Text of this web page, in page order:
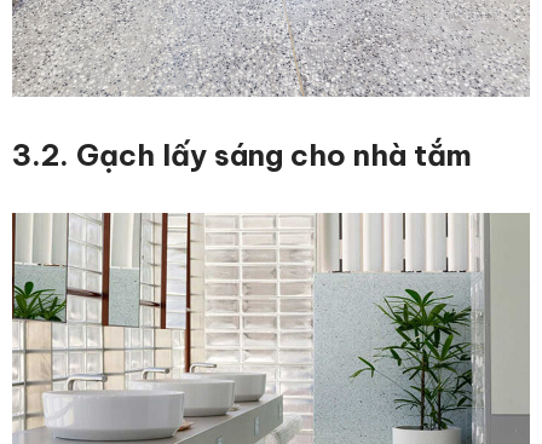
3.2. Gạch lấy sáng cho nhà tắm